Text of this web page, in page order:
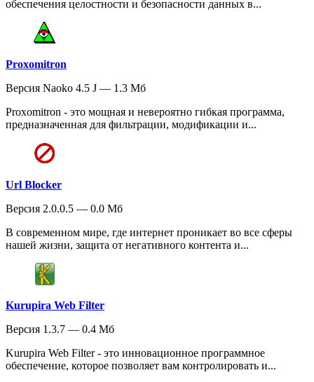
обеспечения целостности и безопасности данных в...
Proxomitron
Версия Naoko 4.5 J — 1.3 Мб
Proxomitron - это мощная и невероятно гибкая программа,
предназначенная для фильтрации, модификации и...
Url Blocker
Версия 2.0.0.5 — 0.0 Мб
В современном мире, где интернет проникает во все сферы
нашей жизни, защита от негативного контента и...
Kurupira Web Filter
Версия 1.3.7 — 0.4 Мб
Kurupira Web Filter - это инновационное программное
обеспечение, которое позволяет вам контролировать и...